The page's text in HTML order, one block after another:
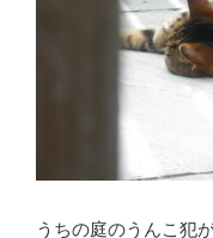
うちの庭のうんこ犯